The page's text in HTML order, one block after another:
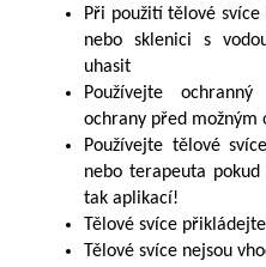
Při použití tělové
nebo sklenici s
uhasit
Používejte
ochrany před možným
Používejte tělové
nebo terapeuta
tak aplikací!
Tělové svíce
Tělové svíce nejsou